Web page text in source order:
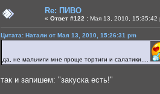
Re: ПИВО
« Ответ #122 : Мая 13, 2010, 15:35:42
Цитата: Натали от Мая 13, 2010, 15:26:31 pm
да, не мальчиги мне проще тортиги и салатики....
так и запишем: "закуска есть!"